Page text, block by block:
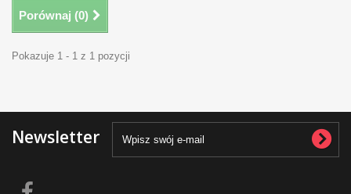
Porównaj (0)
Pokazuje 1 - 1 z 1 pozycji
Newsletter